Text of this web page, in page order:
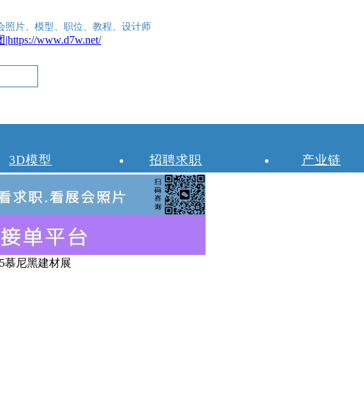
照片、模型、职位、教程、设计师
3D模型 招聘求职 产业链
慕尼黑建材展